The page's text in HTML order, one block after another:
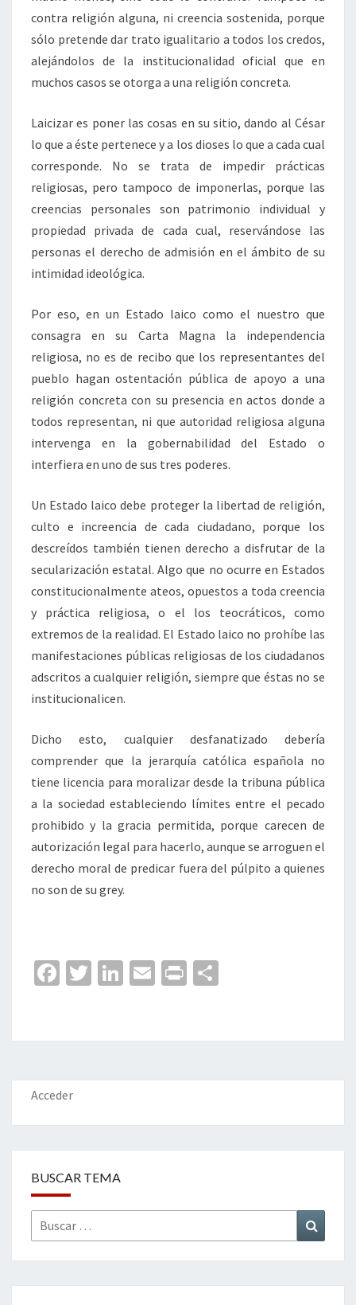
contra religión alguna, ni creencia sostenida, porque
sólo pretende dar trato igualitario a todos los credos,
alejándolos de la institucionalidad oficial que en
muchos casos se otorga a una religión concreta.
Laicizar es poner las cosas en su sitio, dando al César
lo que a éste pertenece y a los dioses lo que a cada cual
corresponde. No se trata de impedir prácticas
religiosas, pero tampoco de imponerlas, porque las
creencias personales son patrimonio individual y
propiedad privada de cada cual, reservándose las
personas el derecho de admisión en el ámbito de su
intimidad ideológica.
Por eso, en un Estado laico como el nuestro que
consagra en su Carta Magna la independencia
religiosa, no es de recibo que los representantes del
pueblo hagan ostentación pública de apoyo a una
religión concreta con su presencia en actos donde a
todos representan, ni que autoridad religiosa alguna
intervenga en la gobernabilidad del Estado o
interfiera en uno de sus tres poderes.
Un Estado laico debe proteger la libertad de religión,
culto e increencia de cada ciudadano, porque los
descreídos también tienen derecho a disfrutar de la
secularización estatal. Algo que no ocurre en Estados
constitucionalmente ateos, opuestos a toda creencia
y práctica religiosa, o el los teocráticos, como
extremos de la realidad. El Estado laico no prohíbe las
manifestaciones públicas religiosas de los ciudadanos
adscritos a cualquier religión, siempre que éstas no se
institucionalicen.
Dicho esto, cualquier desfanatizado debería
comprender que la jerarquía católica española no
tiene licencia para moralizar desde la tribuna pública
a la sociedad estableciendo límites entre el pecado
prohibido y la gracia permitida, porque carecen de
autorización legal para hacerlo, aunque se arroguen el
derecho moral de predicar fuera del púlpito a quienes
no son de su grey.
Fa
o
o
k
T
er
Li
dI
n
E
l
Pr
p
ar
Acceder
BUSCAR TEMA
Buscar
por: